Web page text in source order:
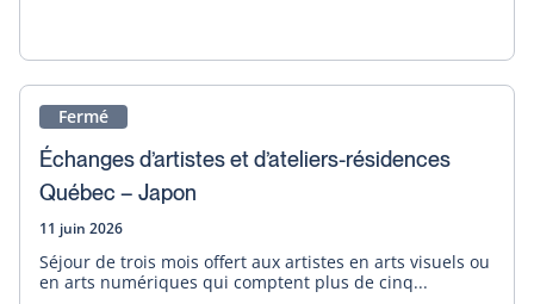
Fermé
Échanges d’artistes et d’ateliers-résidences
Québec – Japon
11 juin 2026
Séjour de trois mois offert aux artistes en arts visuels ou
en arts numériques qui comptent plus de cinq...